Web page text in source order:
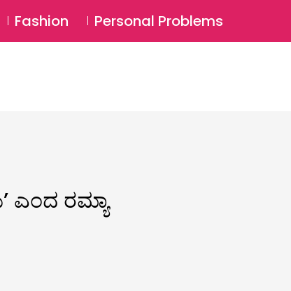
Login ⚲
Fashion Personal Problems
ಎಂದ ರಮ್ಯಾ